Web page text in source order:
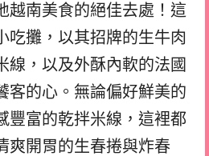
越南美食的絕佳去處！這
吃攤，以其招牌的生牛肉
線，以及外酥內軟的法國
客的心。無論偏好鮮美的
豐富的乾拌米線，這裡都
爽開胃的生春捲與炸春